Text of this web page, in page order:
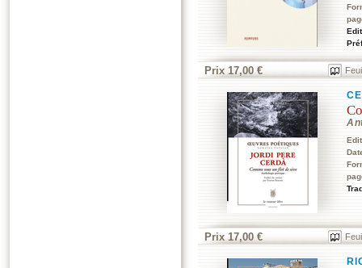
Prix 17,00 €
Prix 17,00 €